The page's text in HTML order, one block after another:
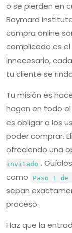
o se pierden en
Baymard
compra online
complicado es
innecesario,
tu cliente se
Tu misión es
hagan en todo el
es obligar a los
poder comprar.
ofreciendo una
invitado .
como
Paso 1 de
sepan
proceso.
Haz que la